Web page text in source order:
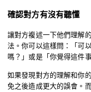
確認對方有沒有聽懂
讓對方複述一下他們理解
法。你可以這樣問：「可
嗎？」或是「你覺得這件
如果發現對方的理解和你
免之後造成更大的誤會。